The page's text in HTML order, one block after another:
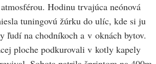
Hodinu trvajúca neónová
tuningovú žúrku do ulíc, kde si ju
ľudí na chodníkoch a v oknách bytov.
ploche podkurovali v kotly kapely